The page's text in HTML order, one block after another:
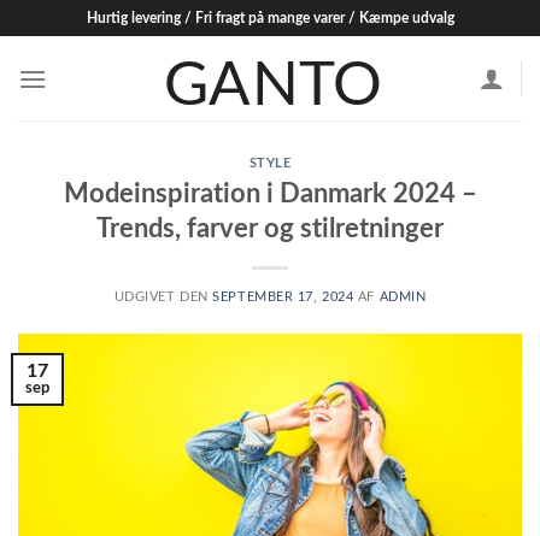
content
Hurtig levering / Fri fragt på mange varer / Kæmpe udvalg
STYLE
Modeinspiration i Danmark 2024 –
Trends, farver og stilretninger
UDGIVET DENSEPTEMBER 17, 2024 AF ADMIN
17
sep